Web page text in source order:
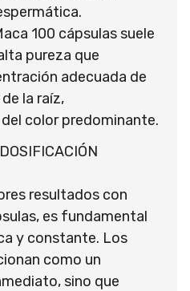
100 cápsulas suele
pureza que
adecuada de
la raíz,
color predominante.
resultados con
es fundamental
y constante. Los
como un
sino que